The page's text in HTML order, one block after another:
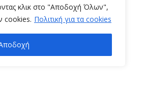
κλικ στο "Αποδοχή Όλων",
cookies. Πολιτική για τα cookies
| All Rights Reserved